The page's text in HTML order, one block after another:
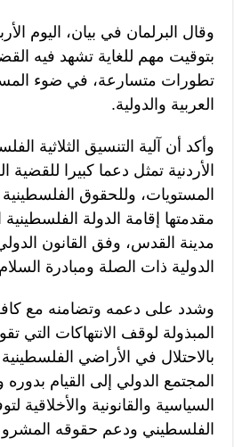
وقال البرلمان في بيان، اليوم
بتوقيت مهم للغاية تشهد فيه
تطورات متسارعة، في ضوء
العربية والدولية.
وأكد أن آلية التنسيق الثلاثية
الأردنية تمثل دعما كبيرا
المستويات، وللحقوق
مقدمتها إقامة الدولة
مدينة القدس، وفق القانون
الدولية ذات الصلة ومبادرة
وشدد على دعمه وتضامنه مع كافة
المبذولة لوقف الانتهاكات التي
بالاحتلال في الأراضي الفلسطينية
المجتمع الدولي إلى القيام
السياسية والقانونية والأخلاقية
الفلسطيني ودعم حقوقه